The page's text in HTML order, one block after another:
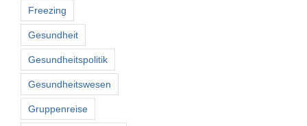
Freezing
Gesundheit
Gesundheitspolitik
Gesundheitswesen
Gruppenreise